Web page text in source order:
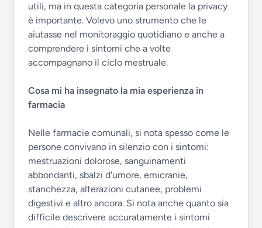
utili, ma in questa categoria personale la privacy
è importante. Volevo uno strumento che le
aiutasse nel monitoraggio quotidiano e anche a
comprendere i sintomi che a volte
accompagnano il ciclo mestruale.
Cosa mi ha insegnato la mia esperienza in
farmacia
Nelle farmacie comunali, si nota spesso come le
persone convivano in silenzio con i sintomi:
mestruazioni dolorose, sanguinamenti
abbondanti, sbalzi d'umore, emicranie,
stanchezza, alterazioni cutanee, problemi
digestivi e altro ancora. Si nota anche quanto sia
difficile descrivere accuratamente i sintomi